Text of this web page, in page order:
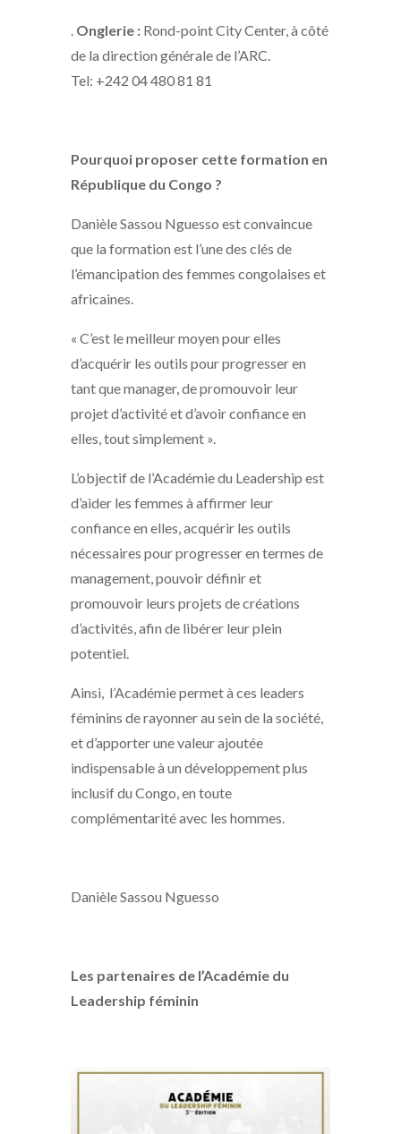
Onglerie : Rond-point City Center, à côté
de la direction générale de l’ARC.
Tel: +242 04 480 81 81
Pourquoi proposer cette formation en
République du Congo ?
Danièle Sassou Nguesso est convaincue
que la formation est l’une des clés de
l’émancipation des femmes congolaises et
africaines.
« C’est le meilleur moyen pour elles
d’acquérir les outils pour progresser en
tant que manager, de promouvoir leur
projet d’activité et d’avoir confiance en
elles, tout simplement ».
L’objectif de l’Académie du Leadership est
d’aider les femmes à affirmer leur
confiance en elles, acquérir les outils
nécessaires pour progresser en termes de
management, pouvoir définir et
promouvoir leurs projets de créations
d’activités, afin de libérer leur plein
potentiel.
Ainsi, l’Académie permet à ces leaders
féminins de rayonner au sein de la société,
et d’apporter une valeur ajoutée
indispensable à un développement plus
inclusif du Congo, en toute
complémentarité avec les hommes.
Danièle Sassou Nguesso
Les partenaires de l’Académie du
Leadership féminin